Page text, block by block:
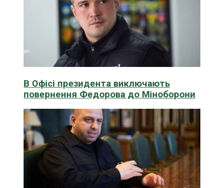
В Офісі президента виключають
повернення Федорова до Міноборони